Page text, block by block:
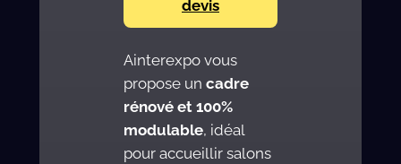
devis
Ainterexpo vous
propose un cadre
rénové et 100%
modulable, idéal
pour accueillir salons